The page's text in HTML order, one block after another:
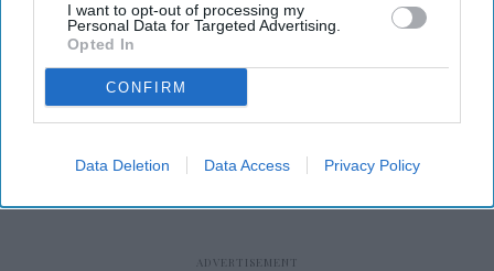
I want to opt-out of processing my
Personal Data for Targeted Advertising.
Opted In
CONFIRM
Data Deletion Data Access Privacy Policy